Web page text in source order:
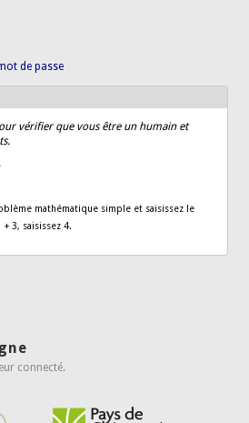
de passe
vérifier que vous être un humain et
mathématique simple et saisissez le
3, saisissez 4.
connecté.